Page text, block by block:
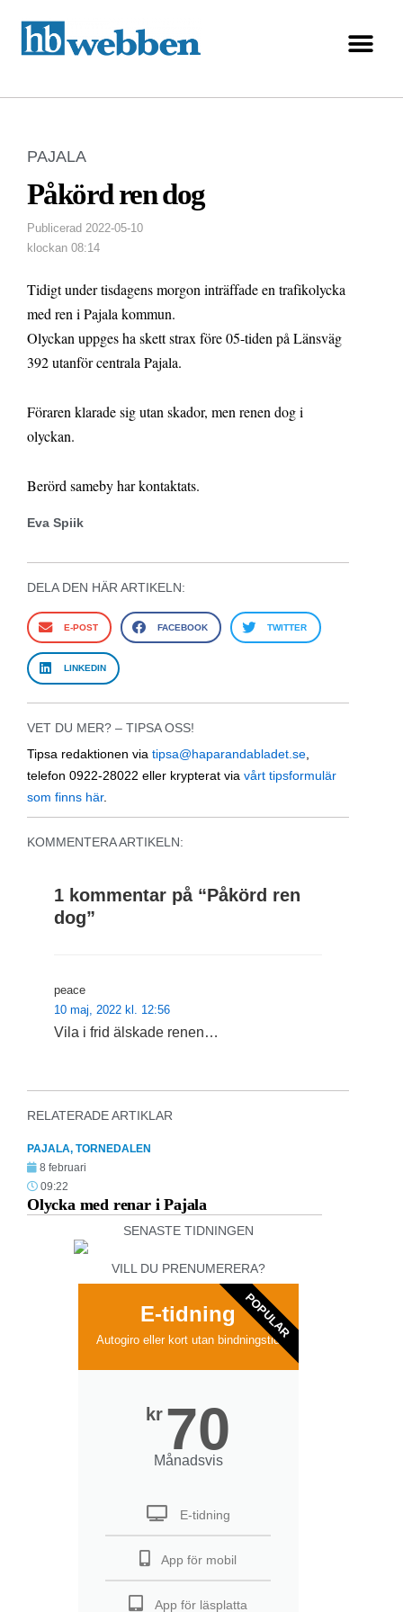
PAJALA
Påkörd ren dog
Publicerad 2022-05-10
klockan 08:14
Tidigt under tisdagens morgon inträffade en trafikolycka
med ren i Pajala kommun.
Olyckan uppges ha skett strax före 05-tiden på Länsväg
392 utanför centrala Pajala.
Föraren klarade sig utan skador, men renen dog i
olyckan.
Berörd sameby har kontaktats.
Eva Spiik
DELA DEN HÄR ARTIKELN:
E-POST FACEBOOK TWITTER
LINKEDIN
VET DU MER? – TIPSA OSS!
Tipsa redaktionen via tipsa@haparandabladet.se
telefon 0922-28022 eller krypterat via vårt tipsformulär
som finns här.
KOMMENTERA ARTIKELN:
1 kommentar på “Påkörd ren
dog”
peace
10 maj, 2022 kl. 12:56
Vila i frid älskade renen…
RELATERADE ARTIKLAR
PAJALA, TORNEDALEN
8 februari
09:22
Olycka med renar i Pajala
SENASTE TIDNINGEN
VILL DU PRENUMERERA?
E-tidning
Autogiro eller kort utan bindningstid
kr 70
Månadsvis
E-tidning
App för mobil
App för läsplatta
POPULAR